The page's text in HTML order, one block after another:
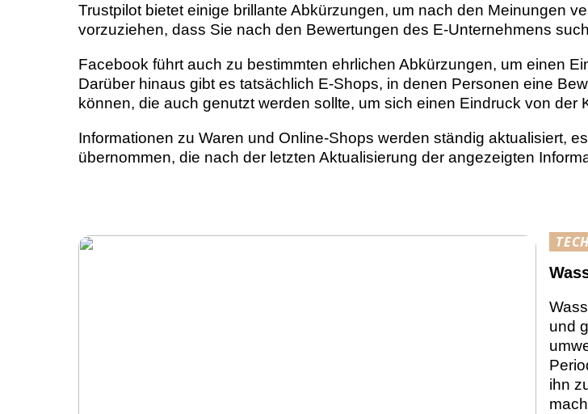
Trustpilot bietet einige brillante Abkürzungen, um nach den Meinungen
vorzuziehen, dass Sie nach den Bewertungen des E-Unternehmens
Facebook führt auch zu bestimmten ehrlichen Abkürzungen, um einen
Darüber hinaus gibt es tatsächlich E-Shops, in denen Personen eine
können, die auch genutzt werden sollte, um sich einen Eindruck von der
Informationen zu Waren und Online-Shops werden ständig aktualisiert,
übernommen, die nach der letzten Aktualisierung der angezeigten
und
ihn